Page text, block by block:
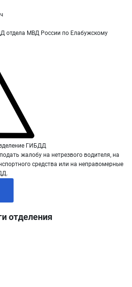
отдела МВД России по Елабужскому
ГИБДД
жалобу на нетрезвого водителя, на
средства или на неправомерные
отделения